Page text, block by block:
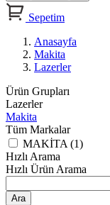
Sepetim
Anasayfa
Makita
Lazerler
Ürün Grupları
Lazerler
Makita
Tüm Markalar
MAKİTA (1)
Hızlı Arama
Hızlı Ürün Arama
Ara